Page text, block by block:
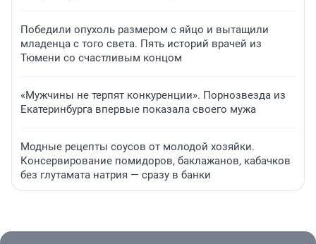
Победили опухоль размером с яйцо и вытащили
младенца с того света. Пять историй врачей из
Тюмени со счастливым концом
«Мужчины не терпят конкуренции». Порнозвезда из
Екатеринбурга впервые показала своего мужа
Модные рецепты соусов от молодой хозяйки.
Консервирование помидоров, баклажанов, кабачков
без глутамата натрия — сразу в банки